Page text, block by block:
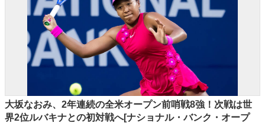
大坂なおみ、2年連続の全米オープン前哨戦8強！次戦は世
界2位ルバキナとの初対戦へ[ナショナル・バンク・オープ